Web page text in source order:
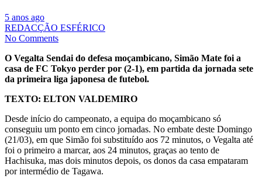
5 anos ago
REDACÇÃO ESFÉRICO
No Comments
O Vegalta Sendai do defesa moçambicano, Simão Mate foi a
casa de FC Tokyo perder por (2-1), em partida da jornada sete
da primeira liga japonesa de futebol.
TEXTO: ELTON VALDEMIRO
Desde início do campeonato, a equipa do moçambicano só
conseguiu um ponto em cinco jornadas. No embate deste Domingo
(21/03), em que Simão foi substituído aos 72 minutos, o Vegalta até
foi o primeiro a marcar, aos 24 minutos, graças ao tento de
Hachisuka, mas dois minutos depois, os donos da casa empataram
por intermédio de Tagawa.